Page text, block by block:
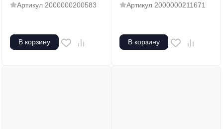
Артикул 2000000200583
В корзину
Артикул 2000000211671
В корзину